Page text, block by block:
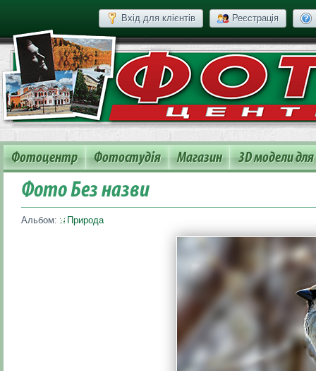
Вхід для клієнтів Реєстрація
Фотоцентр Фотостудія Магазин 3D модели
Фото Без назви
Альбом: Природа